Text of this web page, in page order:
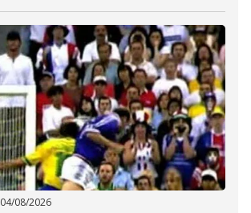
04/08/2026